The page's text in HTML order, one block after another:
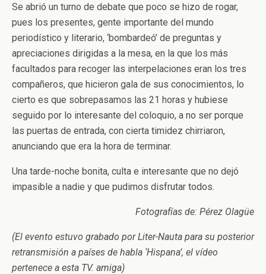
Se abrió un turno de debate que poco se hizo de rogar,
pues los presentes, gente importante del mundo
periodístico y literario, ‘bombardeó’ de preguntas y
apreciaciones dirigidas a la mesa, en la que los más
facultados para recoger las interpelaciones eran los tres
compañeros, que hicieron gala de sus conocimientos, lo
cierto es que sobrepasamos las 21 horas y hubiese
seguido por lo interesante del coloquio, a no ser porque
las puertas de entrada, con cierta timidez chirriaron,
anunciando que era la hora de terminar.
Una tarde-noche bonita, culta e interesante que no dejó
impasible a nadie y que pudimos disfrutar todos.
Fotografías de: Pérez Olagüe
(El evento estuvo grabado por Liter-Nauta para su posterior
retransmisión a países de habla ‘Hispana’, el vídeo
pertenece a esta TV. amiga)